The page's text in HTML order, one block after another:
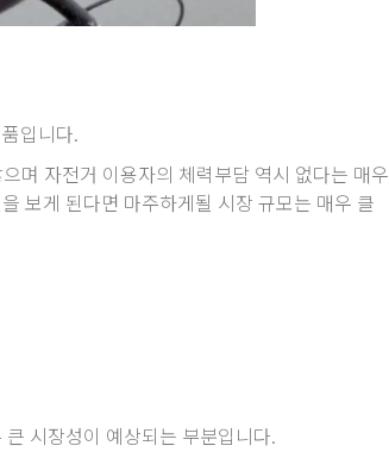
입니다.
며 자전거 이용자의 체력부담 역시 없다는 매우
보게 된다면 마주하게될 시장 규모는 매우 클
시장성이 예상되는 부분입니다.